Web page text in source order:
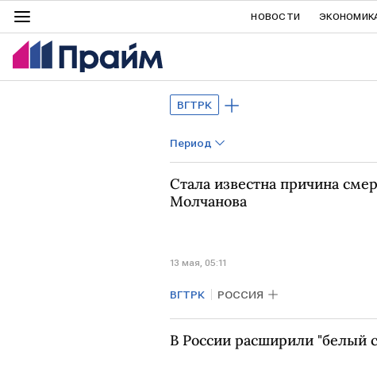
НОВОСТИ
ВГТРК
Период
Стала известна причина
Молчанова
13 мая, 05:11
ВГТРК РОССИЯ
В России расширили "белый